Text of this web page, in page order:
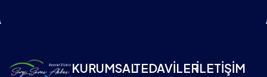
KURUMSALTEDAVİLERİLETİŞİM